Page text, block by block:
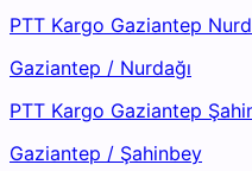
PTT Kargo Gaziantep
Gaziantep / Nurdağı
PTT Kargo Gaziantep
Gaziantep / Şahinbey